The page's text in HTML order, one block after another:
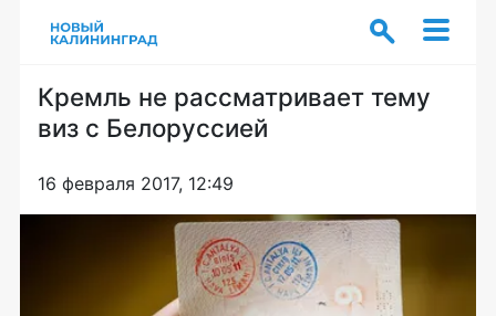
Кремль не рассматривает тему
виз с Белоруссией
16 февраля 2017, 12:49